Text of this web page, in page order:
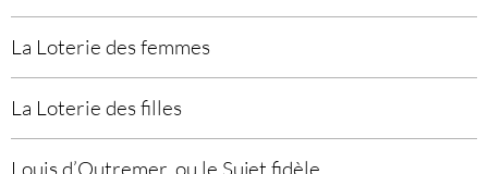
La Loterie des femmes
La Loterie des filles
Louis d’Outremer, ou le Sujet fidèle